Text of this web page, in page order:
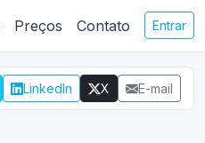
Preços Contato Entrar
LinkedIn X E-mail